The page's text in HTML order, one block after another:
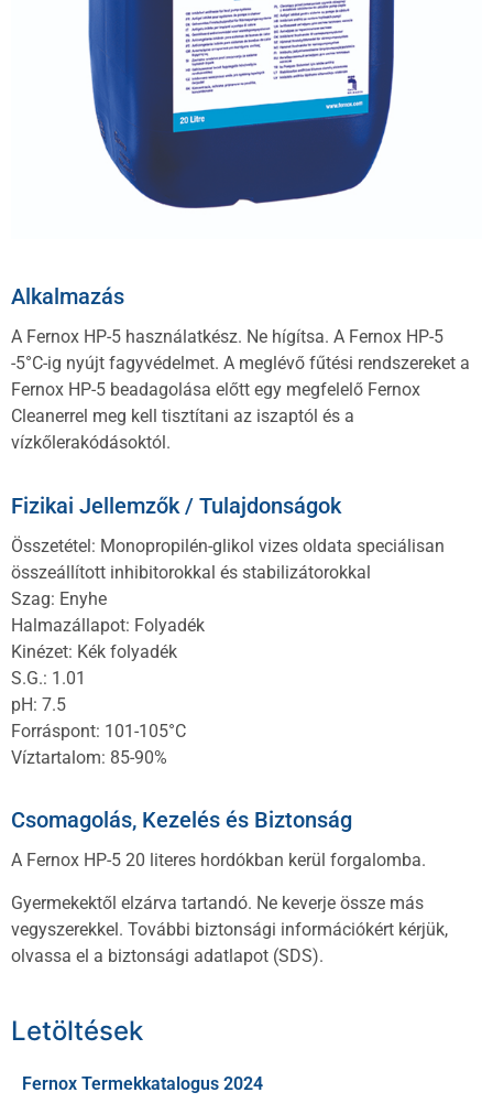
Alkalmazás
A Fernox HP-5 használatkész. Ne hígítsa. A Fernox HP-5
-5°C-ig nyújt fagyvédelmet. A meglévő fűtési rendszereket a
Fernox HP-5 beadagolása előtt egy megfelelő Fernox
Cleanerrel meg kell tisztítani az iszaptól és a
vízkőlerakódásoktól.
Fizikai Jellemzők / Tulajdonságok
Összetétel: Monopropilén-glikol vizes oldata speciálisan
összeállított inhibitorokkal és stabilizátorokkal
Szag: Enyhe
Halmazállapot: Folyadék
Kinézet: Kék folyadék
S.G.: 1.01
pH: 7.5
Forráspont: 101-105°C
Víztartalom: 85-90%
Csomagolás, Kezelés és Biztonság
A Fernox HP-5 20 literes hordókban kerül forgalomba.
Gyermekektől elzárva tartandó. Ne keverje össze más
vegyszerekkel. További biztonsági információkért kérjük,
olvassa el a biztonsági adatlapot (SDS).
Letöltések
Fernox Termekkatalogus 2024